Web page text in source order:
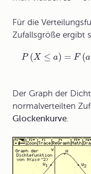
Für die
Zufallsgröße ergibt
P (X ≤ a) = F (a
Der Graph der
normalverteilten
Glockenkurve.